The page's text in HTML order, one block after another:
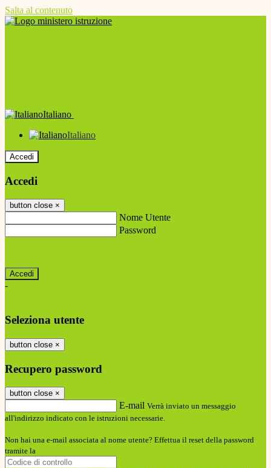
Salta al contenuto
Italiano
Italiano
Accedi
Accedi
button close ×
Nome Utente
Password
-
Seleziona utente
button close ×
Recupero password
button close ×
E-mail Verrà inviato un messaggio
all'indirizzo indicato con le istruzioni necessarie.
Non hai una e-mail associata al nome utente? Effettua il reset della password
tramite la